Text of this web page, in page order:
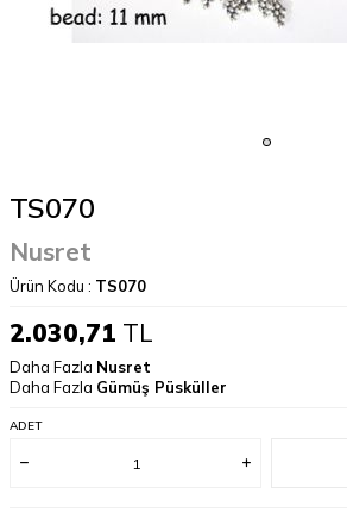
TS070
Nusret
Ürün Kodu : TS070
2.030,71 TL
Daha Fazla Nusret
Daha Fazla Gümüş Püsküller
ADET